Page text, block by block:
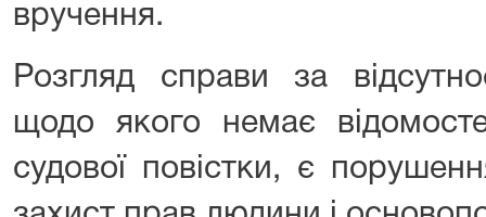
вручення.
Розгляд справи за
щодо якого немає
судової повістки, є